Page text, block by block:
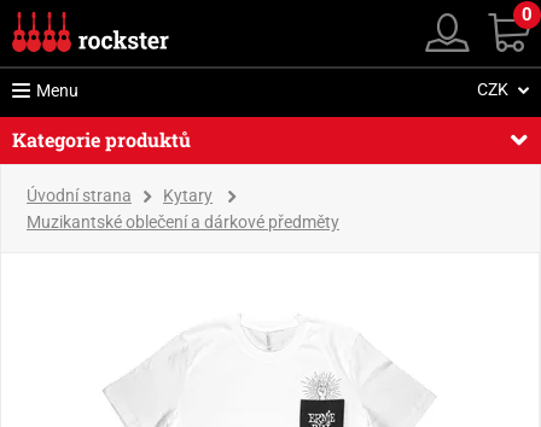
0
Menu CZK
Kategorie produktů
Úvodní strana
Kytary
Muzikantské oblečení a dárkové předměty